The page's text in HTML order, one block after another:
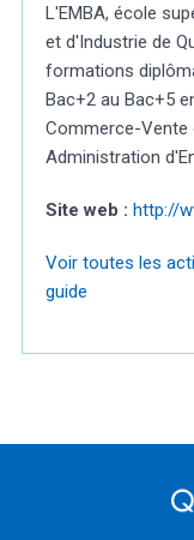
L'EMBA, école
et d'Industrie de
formations
Bac+2 au Bac+5
Commerce-Vente
Administration
Site web : http://
Voir toutes les
guide